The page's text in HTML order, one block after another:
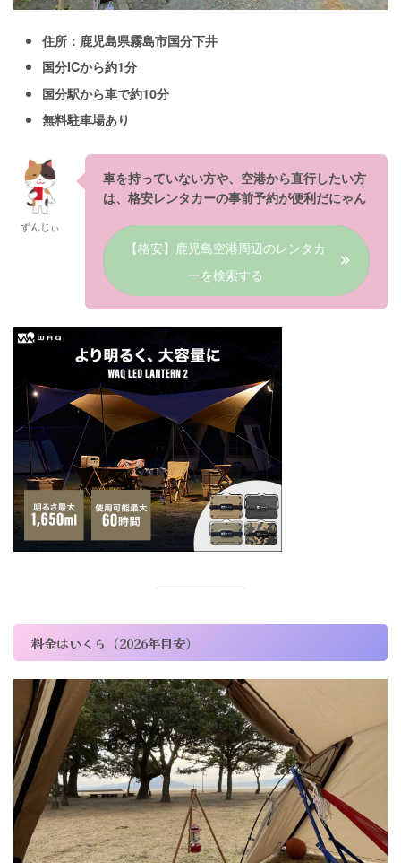
住所：鹿児島県霧島市国分下井
国分ICから約1分
国分駅から車で約10分
無料駐車場あり
ずんじぃ
車を持っていない方や、空港から直行したい方
は、格安レンタカーの事前予約が便利だにゃん
【格安】鹿児島空港周辺のレンタカ
ーを検索する
料金はいくら（2026年目安）